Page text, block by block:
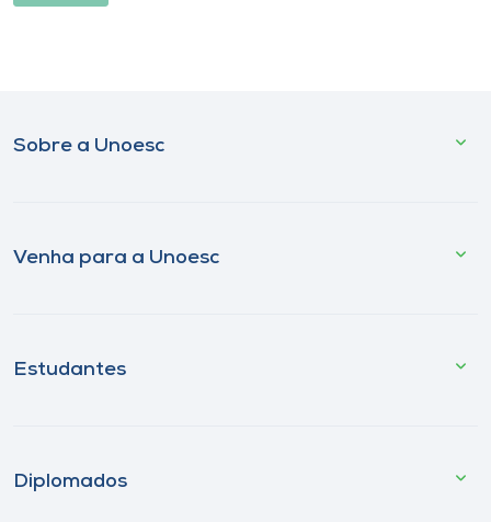
Sobre a Unoesc
Venha para a Unoesc
Estudantes
Diplomados